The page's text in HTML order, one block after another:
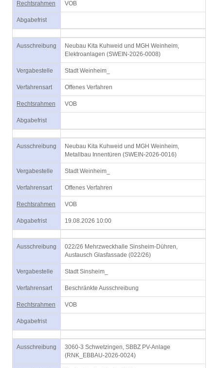
Rechtsrahmen VOB
Abgabefrist
Ausschreibung
Neubau Kita Kuhweid und MGH Weinheim,
Elektroanlagen (SWEIN-2026-0008)
Vergabestelle Stadt Weinheim_
Verfahrensart Offenes Verfahren
Rechtsrahmen VOB
Abgabefrist
Ausschreibung
Neubau Kita Kuhweid und MGH Weinheim,
Metallbau Innentüren (SWEIN-2026-0016)
Vergabestelle Stadt Weinheim_
Verfahrensart Offenes Verfahren
Rechtsrahmen VOB
Abgabefrist 19.08.2026 10:00
Ausschreibung
022/26 Mehrzweckhalle Sinsheim-Dühren,
Austausch Glasfassade (022/26)
Vergabestelle Stadt Sinsheim_
Verfahrensart Beschränkte Ausschreibung
Rechtsrahmen VOB
Abgabefrist
Ausschreibung
3060-3 Schwetzingen, SBBZ PV-Anlage
(RNK_EBBAU-2026-0024)